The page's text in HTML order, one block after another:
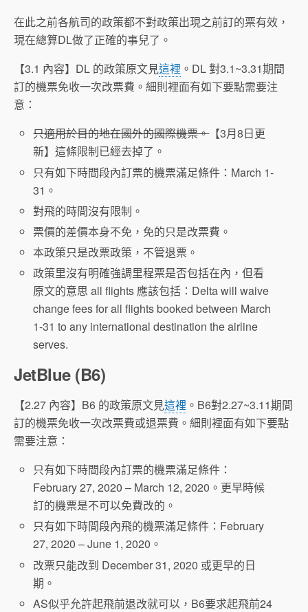
在此之前各航司的政策都不對政策出現之前訂的票有效，
現在總算DL做了正確的事兒了。
【3.1 內容】DL 的政策原文見這裡 。DL 對3.1~3.31期間
訂的機票免收一次改票費。細則裡面有如下要點需要注
意：
只適用於目的地在國外的國際機票。【3月8日更
新】這條限制已經去掉了。
只有如下時間段內訂票的機票滿足條件：March 1-
31。
對飛的時間沒有限制。
票價的差價本身不免，免的只是改票費。
本政策只是改票政策，不管退票。
政策里沒有明確強調里程票是否包括在內，但看
原文的意思 all flights 應該包括：Delta will waive
change fees for all flights booked between March
1-31 to any international destination the airline
serves.
JetBlue (B6)
【2.27 內容】B6 的政策原文見這裡 。B6對2.27~3.11期間
訂的機票免收一次改票費或退票費。細則裡面有如下要點
需要注意：
只有如下時間段內訂票的機票滿足條件：
February 27, 2020 – March 12, 2020。更早時候
訂的機票是不可以免費改的。
只有如下時間段內飛的機票滿足條件：February
27, 2020 – June 1, 2020。
改票只能改到 December 31, 2020 或更早的日
期。
AS似乎允許起飛前退改就可以，B6要求起飛前24